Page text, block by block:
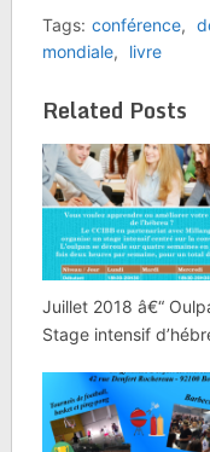
Tags: conférence,
mondiale, livre
Related Posts
Juillet 2018 â€“
Stage intensif